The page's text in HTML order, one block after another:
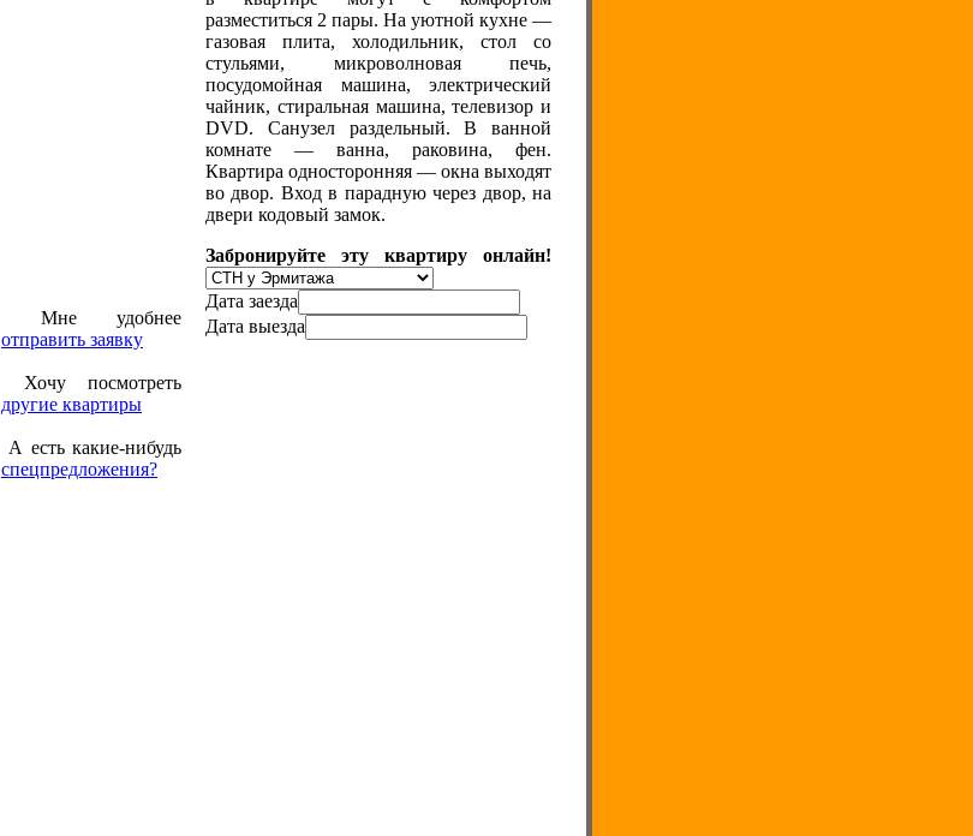
разместиться 2 пары. На уютной кухне —
газовая плита, холодильник, стол со
стульями, микроволновая печь,
посудомойная машина, электрический
чайник, стиральная машина, телевизор и
DVD. Санузел раздельный. В ванной
комнате — ванна, раковина, фен.
Квартира односторонняя — окна выходят
во двор. Вход в парадную через двор, на
двери кодовый замок.
Мне удобнее
отправить заявку
Хочу посмотреть
другие квартиры
А есть какие-нибудь
спецпредложения?
Забронируйте эту квартиру онлайн!
Дата заезда
Дата выезда